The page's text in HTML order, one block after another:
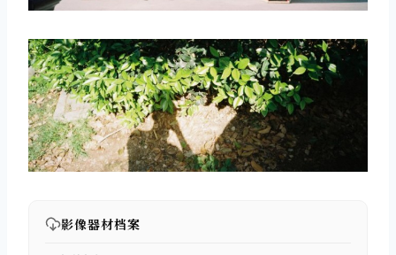
影像器材档案